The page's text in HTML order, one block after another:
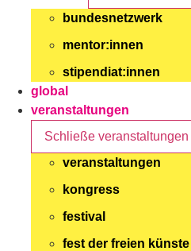
bundesnetzwerk
mentor:innen
stipendiat:innen
global
veranstaltungen
Schließe veranstaltungen
veranstaltungen
kongress
festival
fest der freien künste